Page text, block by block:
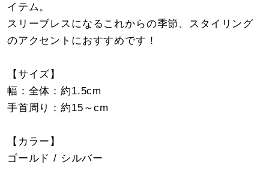
イテム。
スリーブレスになるこれからの季節、スタイリング
のアクセントにおすすめです！
【サイズ】
幅：全体：約1.5cm
手首周り：約15～cm
【カラー】
ゴールド / シルバー